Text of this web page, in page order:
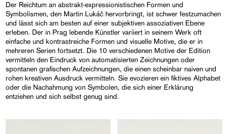
Der Reichtum an abstrakt-expressionistischen Formen und
Symbolismen, den Martin Lukáč hervorbringt, ist schwer festzumachen
und lässt sich am besten auf einer subjektiven assoziativen Ebene
erleben. Der in Prag lebende Künstler variiert in seinem Werk oft
einfache und kontrastreiche Formen und visuelle Motive, die er in
mehreren Serien fortsetzt. Die 10 verschiedenen Motive der Edition
vermitteln den Eindruck von automatisierten Zeichnungen oder
spontanen grafischen Aufzeichnungen, die einen scheinbar naiven und
rohen kreativen Ausdruck vermitteln. Sie evozieren ein fiktives Alphabet
oder die Nachahmung von Symbolen, die sich einer Erklärung
entziehen und sich selbst genug sind.